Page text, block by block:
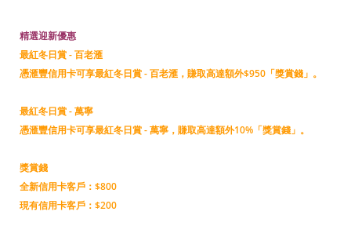
精選迎新優惠
最紅冬日賞 - 百老滙
憑滙豐信用卡可享最紅冬日賞 - 百老滙，賺取高達額外$950「獎賞錢」。
最紅冬日賞 - 萬寧
憑滙豐信用卡可享最紅冬日賞 - 萬寧，賺取高達額外10%「獎賞錢」。
獎賞錢
全新信用卡客戶：$800
現有信用卡客戶：$200